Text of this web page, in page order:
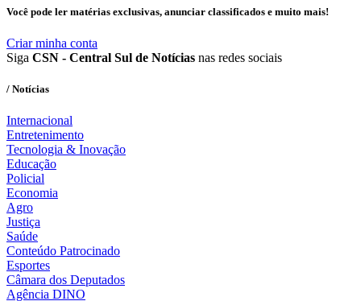
Você pode ler matérias exclusivas, anunciar classificados e muito mais!
Criar minha conta
Siga CSN - Central Sul de Notícias nas redes sociais
/ Notícias
Internacional
Entretenimento
Tecnologia & Inovação
Educação
Policial
Economia
Agro
Justiça
Saúde
Conteúdo Patrocinado
Esportes
Câmara dos Deputados
Agência DINO